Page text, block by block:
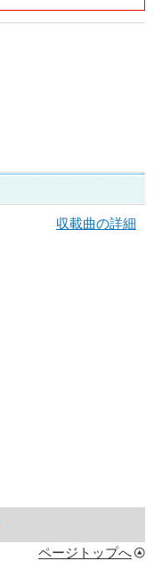
収載曲の詳細
ページトップへ